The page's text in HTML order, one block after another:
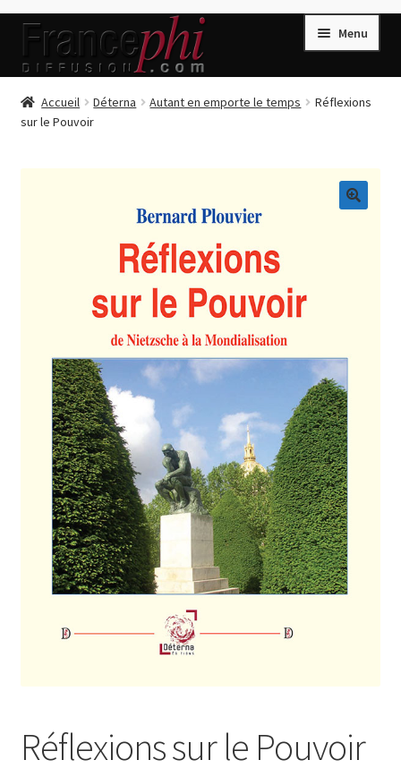
Aller
la
Aller
contenu
Menu
Accueil
Accueil
Conditions de Vente
Enregistrement
Livres de Peter Randa
Livres de Philippe Randa
Login Customizer
Newsletter
Nous Contacter
Panier
Politique de confidentialité et cookies
Qui sommes-nous ?
Soutien à Philippe Randa
Suivi de la Commande
Accueil Déterna Autant en emporte le temps
Réflexions
sur le Pouvoir
Réflexions sur le Pouvoir